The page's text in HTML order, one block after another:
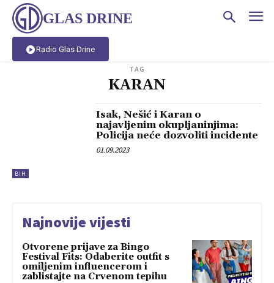
GLAS DRINE
Radio Glas Drine
TAG
KARAN
BIH
Isak, Nešić i Karan o
najavljenim okupljaninjima:
Policija neće dozvoliti incidente
01.09.2023
Najnovije vijesti
Otvorene prijave za Bingo
Festival Fits: Odaberite outfit s
omiljenim influencerom i
zablistajte na Crvenom tepihu